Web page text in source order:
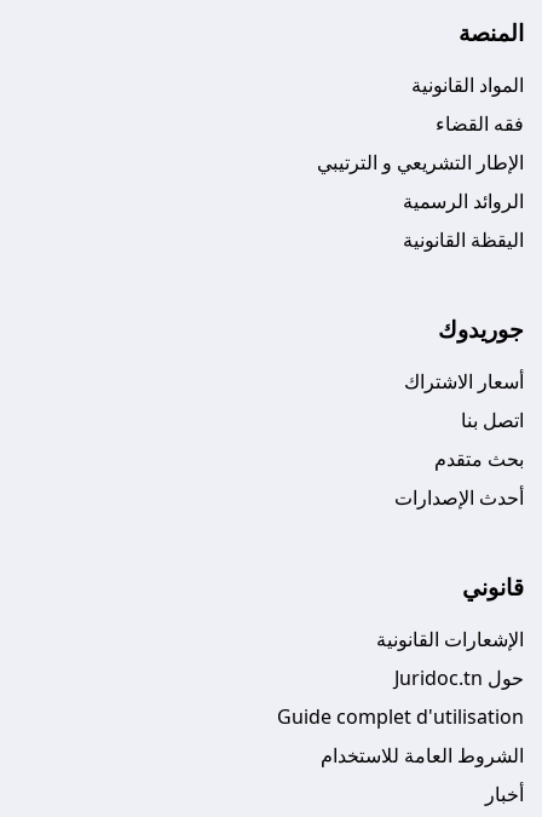
المنصة
المواد القانونية
فقه القضاء
الإطار التشريعي و الترتيبي
الروائد الرسمية
اليقظة القانونية
جوريدوك
أسعار الاشتراك
اتصل بنا
بحث متقدم
أحدث الإصدارات
قانوني
الإشعارات القانونية
حول Juridoc.tn
Guide complet d'utilisation
الشروط العامة للاستخدام
أخبار